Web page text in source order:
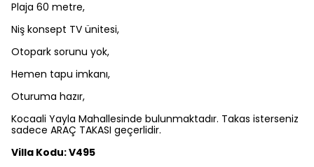
Plaja 60 metre,
Niş konsept TV ünitesi,
Otopark sorunu yok,
Hemen tapu imkanı,
Oturuma hazır,
Kocaali Yayla Mahallesinde bulunmaktadır. Takas isterseniz
sadece ARAÇ TAKASI geçerlidir.
Villa Kodu: V495